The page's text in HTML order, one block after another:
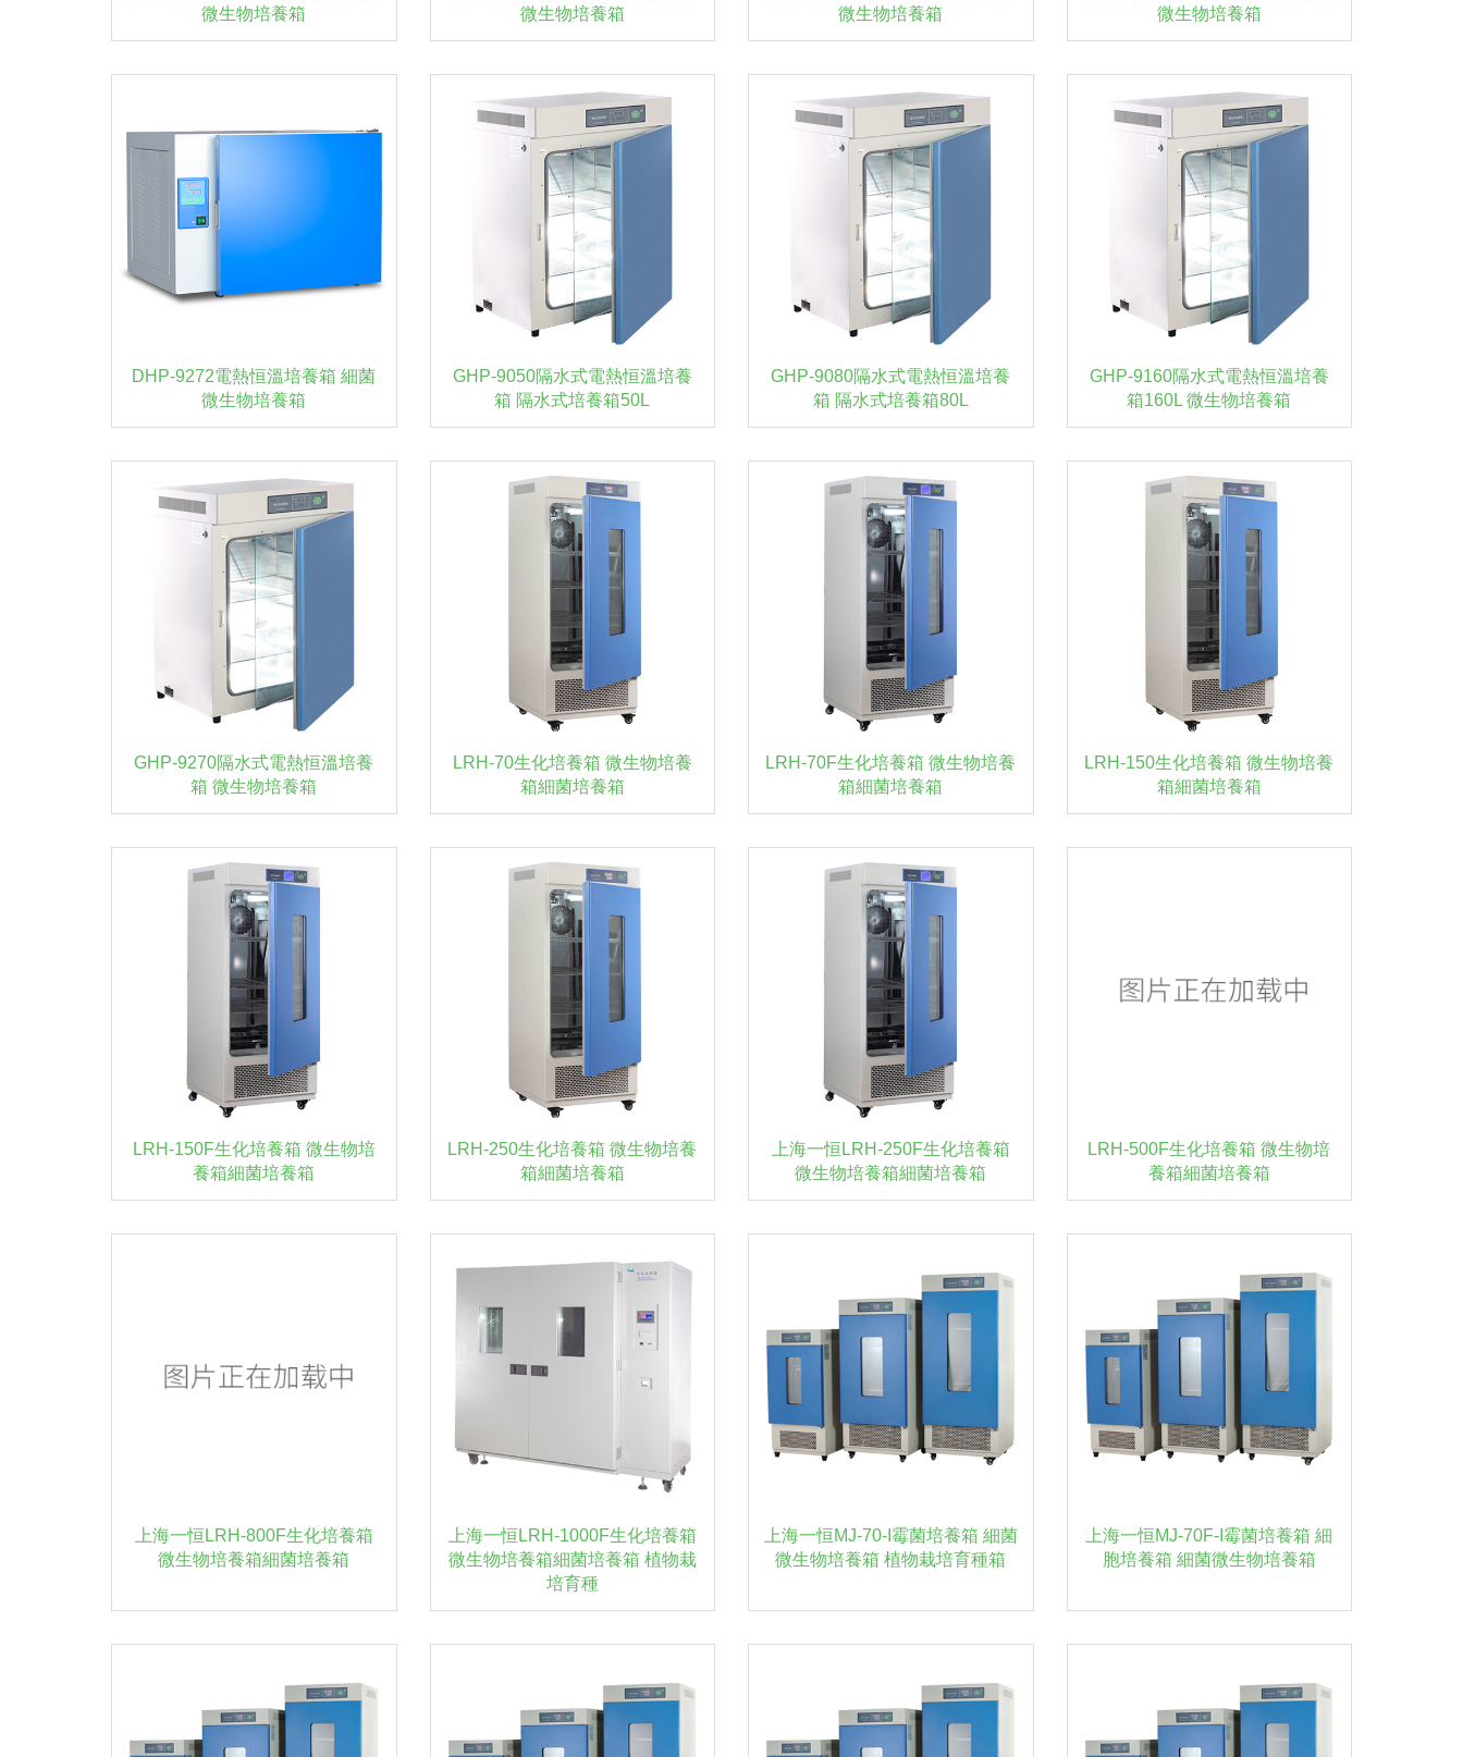
微生物培養箱
微生物培養箱
微生物培養箱
微生物培養箱
DHP-9272電熱恒溫培養箱 細菌
微生物培養箱
GHP-9050隔水式電熱恒溫培養
箱 隔水式培養箱50L
GHP-9080隔水式電熱恒溫培養
箱 隔水式培養箱80L
GHP-9160隔水式電熱恒溫培養
箱160L 微生物培養箱
GHP-9270隔水式電熱恒溫培養
箱 微生物培養箱
LRH-70生化培養箱 微生物培養
箱細菌培養箱
LRH-70F生化培養箱 微生物培養
箱細菌培養箱
LRH-150生化培養箱 微生物培養
箱細菌培養箱
LRH-150F生化培養箱 微生物培
養箱細菌培養箱
LRH-250生化培養箱 微生物培養
箱細菌培養箱
上海一恒LRH-250F生化培養箱
微生物培養箱細菌培養箱
LRH-500F生化培養箱 微生物培
養箱細菌培養箱
上海一恒LRH-800F生化培養箱
微生物培養箱細菌培養箱
上海一恒LRH-1000F生化培養箱
微生物培養箱細菌培養箱 植物栽
培育種
上海一恒MJ-70-I霉菌培養箱 細菌
微生物培養箱 植物栽培育種箱
上海一恒MJ-70F-I霉菌培養箱 細
胞培養箱 細菌微生物培養箱